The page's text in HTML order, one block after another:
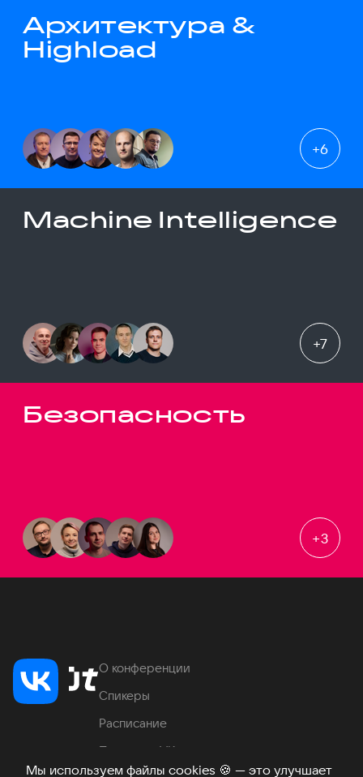
Мы используем файлы cookies 🍪 — это улучшает
Архитектура &
Highload
+6
Machine Intelligence
+7
Безопасность
+3
О конференции
Спикеры
Расписание
Продукты VK